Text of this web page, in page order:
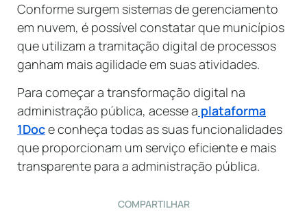
Conforme surgem sistemas de gerenciamento
em nuvem, é possível constatar que municípios
que utilizam a tramitação digital de processos
ganham mais agilidade em suas atividades.
Para começar a transformação digital na
administração pública, acesse a plataforma
1Doce conheça todas as suas funcionalidades
que proporcionam um serviço eficiente e mais
transparente para a administração pública.
COMPARTILHAR